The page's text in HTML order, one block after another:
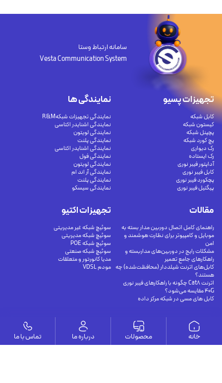
سامانه ارتباط وستا
Vesta Communication System
وستا
ارتباط با ما
درباره ما
تجهیزات پسیو
کابل شبکه
کیستون شبکه
پچپنل شبکه
پچ کورد شبکه
رک دیواری
رک ایستاده
آداپتور فیبر نوری
کابل فیبر نوری
پچکورد فیبر نوری
پیگتیل فیبر نوری
تجهیزات اکتیو
سوئیچ شبکه غیر مدیریتی
سوئیچ شبکه مدیریتی
سوئیچ شبکه POE
سوئیچ شبکه صنعتی
مدیا کانورتور و متعلقات
مودم VDSL
نمایندگی ها
نمایندگی تجهیزات شبکهR&M
نمایندگی اشنایدر اکتاسی
نمایندگی لویتون
نمایندگی پلنت
نمایندگی اشنایدر اکتاسی
نمایندگی فول
نمایندگی لویتون
نمایندگی آر اند ام
نمایندگی پلنت
نمایندگی سیسکو
مقالات
راهنمای کامل اتصال دوربین مدار بسته به
موبایل و کامپیوتر برای نظارت هوشمند و
امن
مشکلات رایج در دوربین‌های مداربسته و
راهکارهای جامع تعمیر
کابل‌های اترنت شیلددار (محافظت‌شده) چه
هستند؟
اترنت Cat8 چگونه با راهکارهای فیبر نوری
40G مقایسه می‌شود؟
کابل های مسی در شبکه مرکز داده
خانه محصولات درباره ما تماس با ما